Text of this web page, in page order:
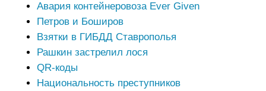
Авария контейнеровоза Ever Given
Петров и Боширов
Взятки в ГИБДД Ставрополья
Рашкин застрелил лося
QR-коды
Национальность преступников